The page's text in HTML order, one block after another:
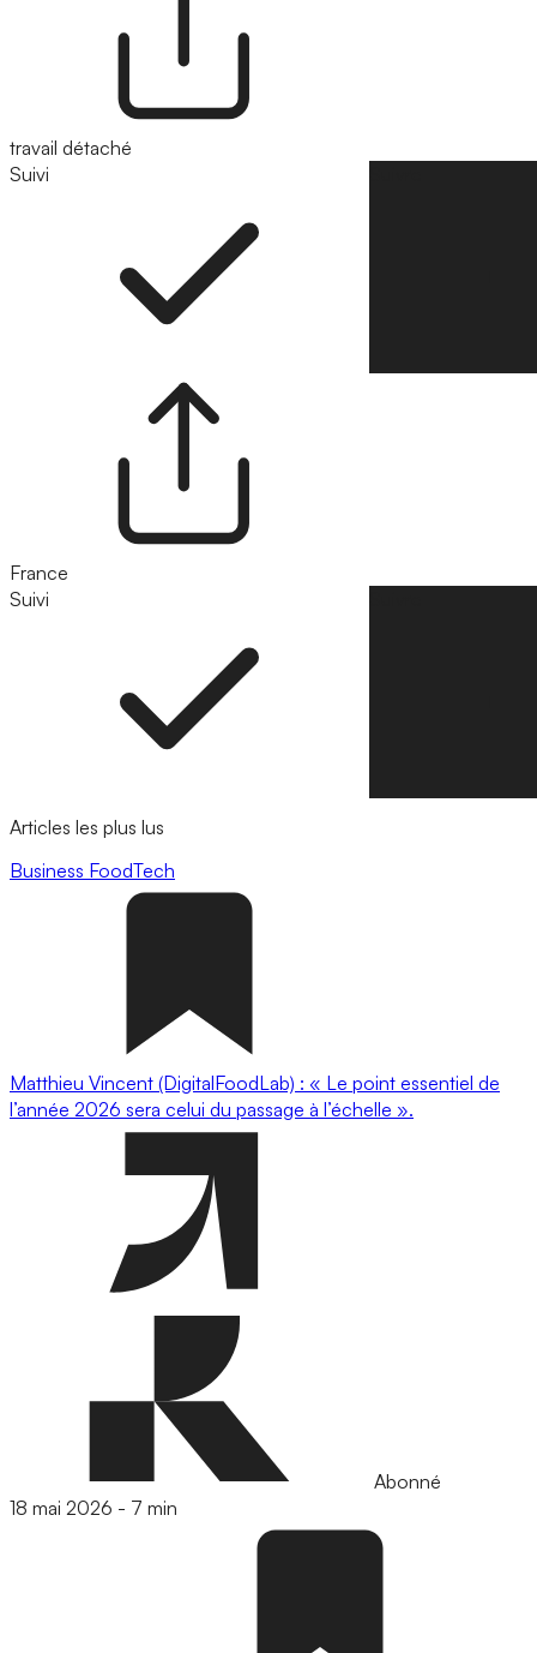
travail détaché
Suivi
France
Suivi
Articles les plus lus
Business FoodTech
Matthieu Vincent (DigitalFoodLab) : « Le point essentiel de
l’année 2026 sera celui du passage à l’échelle ».
Abonné
18 mai 2026 - 7 min